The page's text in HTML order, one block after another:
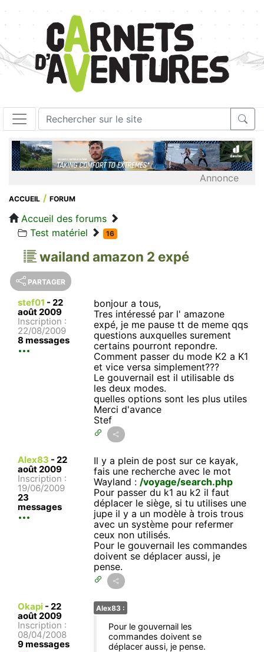
Annonce
ACCUEIL FORUM
Accueil des forums
Test matériel
16
wailand amazon 2 expé
PARTAGER
stef01 - 22
août 2009
Inscription :
22/08/2009
8 messages
bonjour a tous,
Tres intéressé par l' amazone
expé, je me pause tt de meme qqs
questions auxquelles surement
certains pourront repondre.
Comment passer du mode K2 a K1
et vice versa simplement???
Le gouvernail est il utilisable ds
les deux modes.
quelles options sont les plus utiles
Merci d'avance
Stef
Alex83 - 22
août 2009
Inscription :
19/06/2009
23
messages
Il y a plein de post sur ce kayak,
fais une recherche avec le mot
Wayland : /voyage/search.php
Pour passer du k1 au k2 il faut
déplacer le siège, si tu utilises une
jupe il y a un modèle à trois trous
avec un système pour refermer
ceux non utilisés.
Pour le gouvernail les commandes
doivent se déplacer aussi, je
pense.
Okapi - 22
août 2009
Inscription :
08/04/2008
9 messages
Alex83 :
Pour le gouvernail les
commandes doivent se
déplacer aussi, je pense.